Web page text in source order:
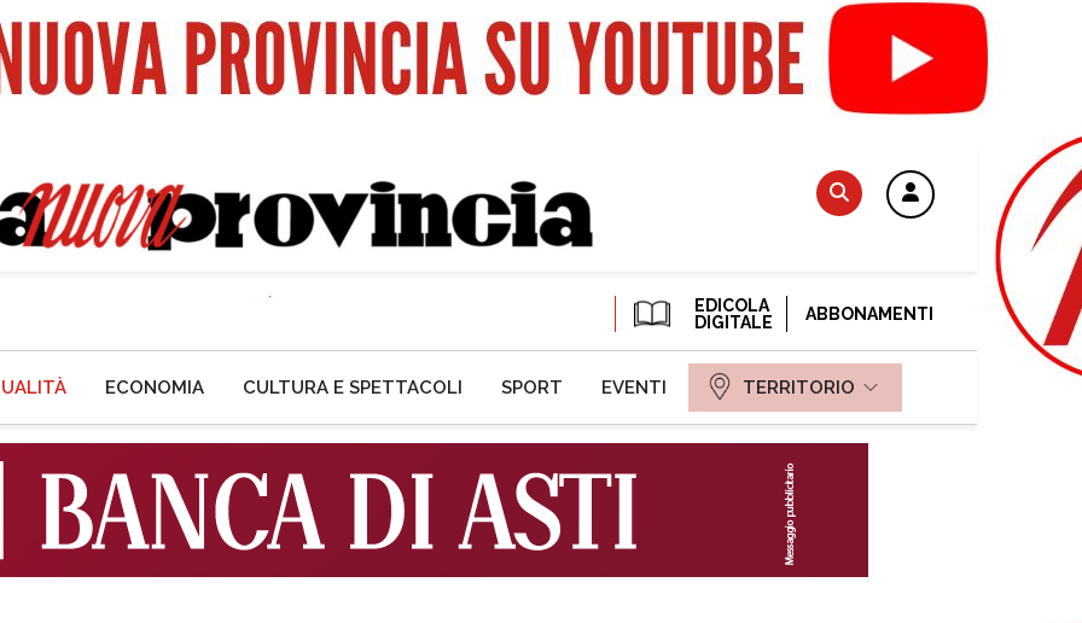
EDICOLA
DIGITALE
ABBONAMENTI
ECONOMIA CULTURA E SPETTACOLI SPORT EVENTI TERRITORIO